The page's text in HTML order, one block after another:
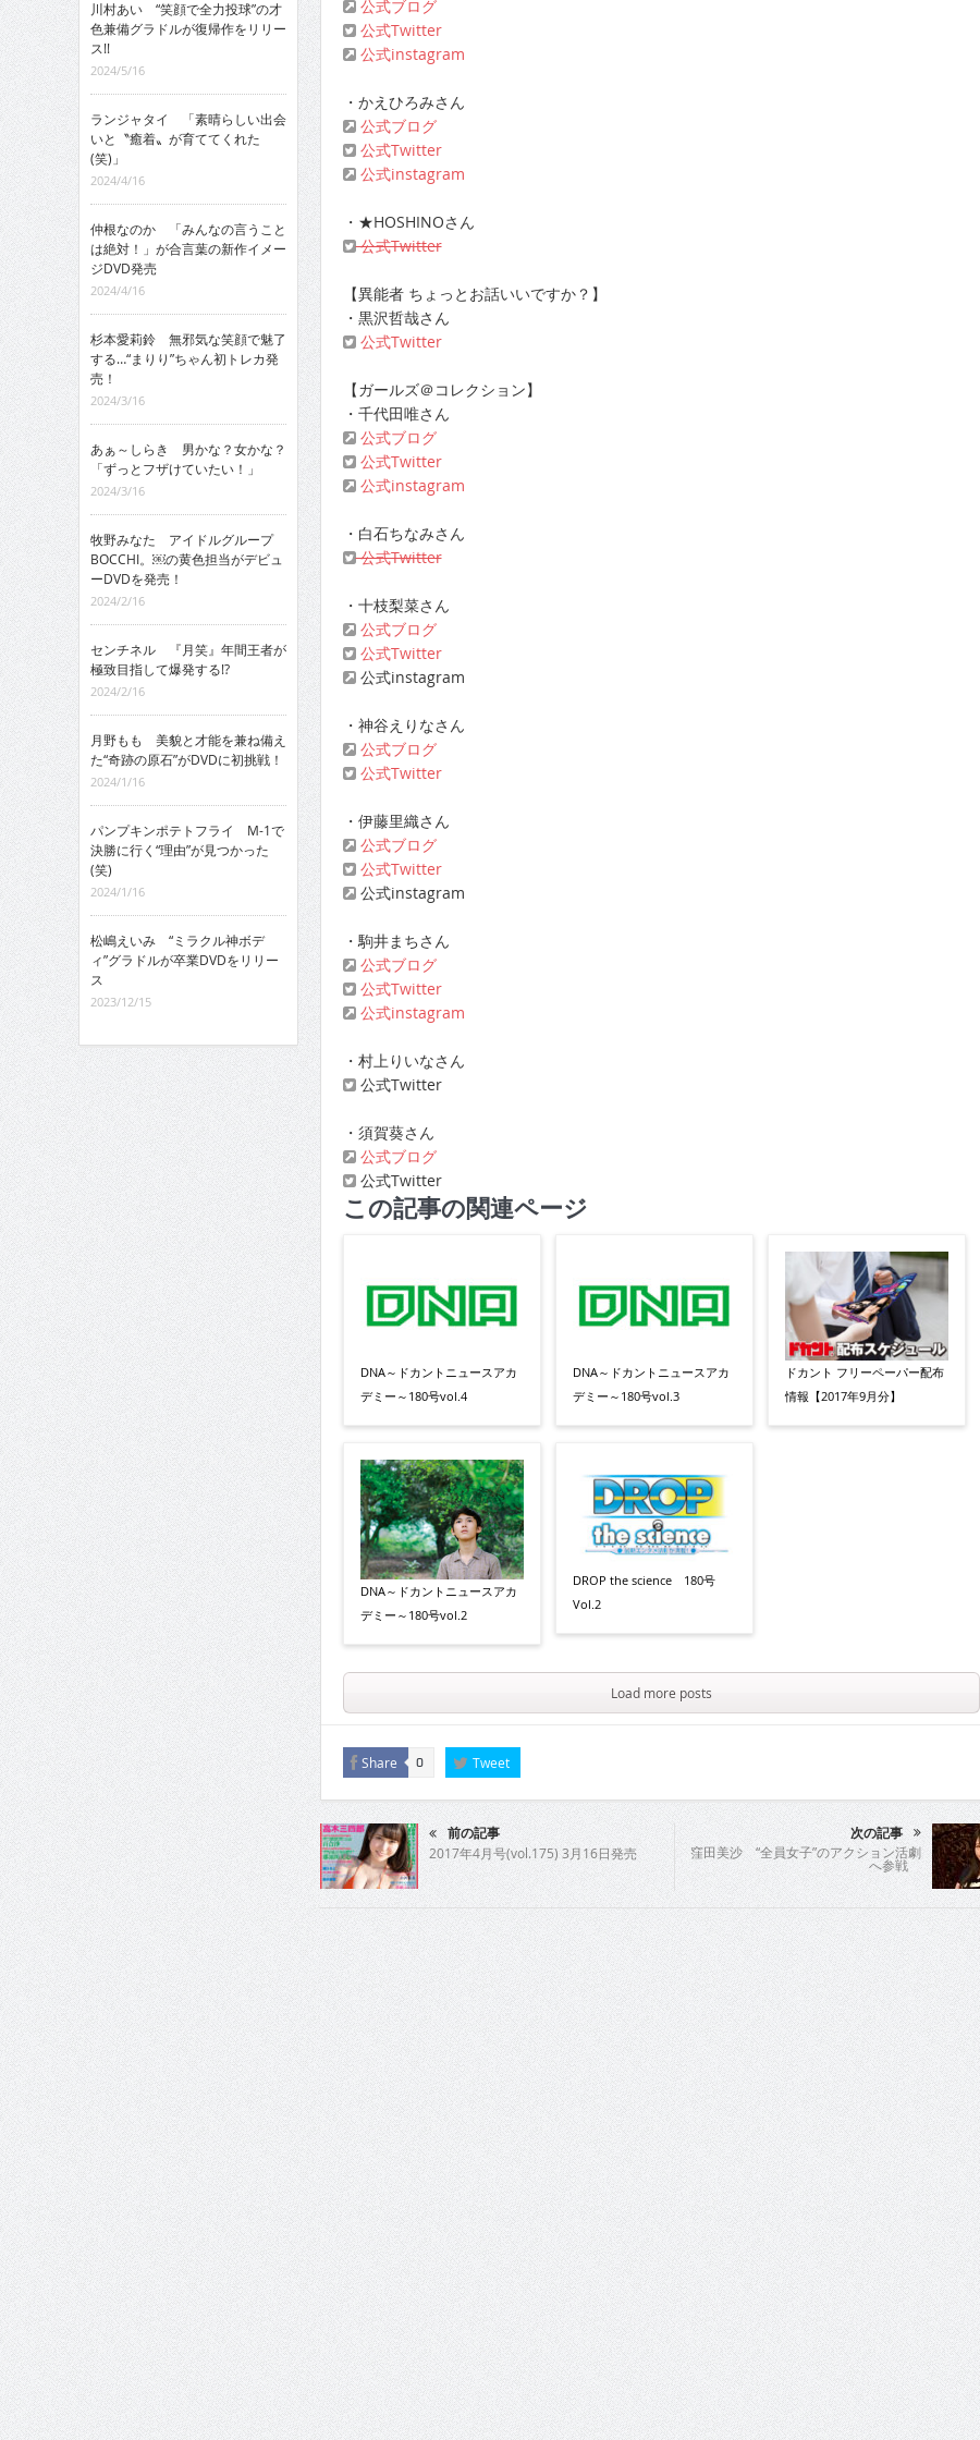
公式ブログ
公式Twitter
公式instagram
・かえひろみさん
公式ブログ
公式Twitter
公式instagram
・★HOSHINOさん
公式Twitter
【異能者 ちょっとお話いいですか？】
・黒沢哲哉さん
公式Twitter
【ガールズ＠コレクション】
・千代田唯さん
公式ブログ
公式Twitter
公式instagram
・白石ちなみさん
公式Twitter
・十枝梨菜さん
公式ブログ
公式Twitter
公式instagram
・神谷えりなさん
公式ブログ
公式Twitter
・伊藤里織さん
公式ブログ
公式Twitter
公式instagram
・駒井まちさん
公式ブログ
公式Twitter
公式instagram
・村上りいなさん
公式Twitter
・須賀葵さん
公式ブログ
公式Twitter
この記事の関連ページ
DNA～ドカントニュースアカ
デミー～180号vol.4
DNA～ドカントニュースアカ
デミー～180号vol.2
DNA～ドカントニュースアカ
デミー～180号vol.3
DROP the science 180号
Vol.2
ドカント フリーペーパー配布
情報【2017年9月分】
Load more posts
Share 0 Tweet
前の記事
2017年4月号(vol.175) 3月16日発売
次の記事
窪田美沙 “全員女子”のアクション活劇
へ参戦
川村あい “笑顔で全力投球”の才
色兼備グラドルが復帰作をリリー
ス!!
2024/5/16
ランジャタイ 「素晴らしい出会
いと〝癒着〟が育ててくれた
(笑)」
2024/4/16
仲根なのか 「みんなの言うこと
は絶対！」が合言葉の新作イメー
ジDVD発売
2024/4/16
杉本愛莉鈴 無邪気な笑顔で魅了
する…“まりり”ちゃん初トレカ発
売！
2024/3/16
あぁ～しらき 男かな？女かな？
「ずっとフザけていたい！」
2024/3/16
牧野みなた アイドルグループ
BOCCHI。￼の黄色担当がデビュ
ーDVDを発売！
2024/2/16
センチネル 『月笑』年間王者が
極致目指して爆発する!?
2024/2/16
月野もも 美貌と才能を兼ね備え
た“奇跡の原石”がDVDに初挑戦！
2024/1/16
パンプキンポテトフライ M-1で
決勝に行く“理由”が見つかった
(笑)
2024/1/16
松嶋えいみ “ミラクル神ボデ
ィ”グラドルが卒業DVDをリリー
ス
2023/12/15